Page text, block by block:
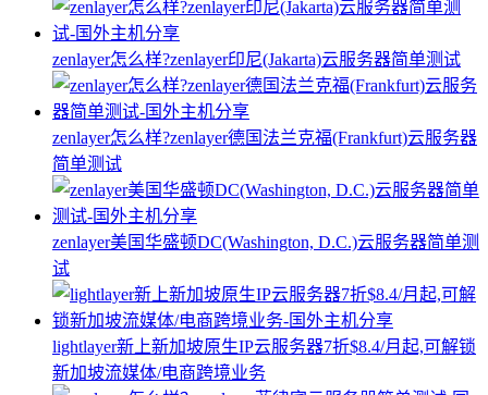
zenlayer怎么样?zenlayer印尼(Jakarta)云服务器简单测试
zenlayer怎么样?zenlayer德国法兰克福(Frankfurt)云服务器
简单测试
zenlayer美国华盛顿DC(Washington, D.C.)云服务器简单测
试
lightlayer新上新加坡原生IP云服务器7折$8.4/月起,可解锁
新加坡流媒体/电商跨境业务